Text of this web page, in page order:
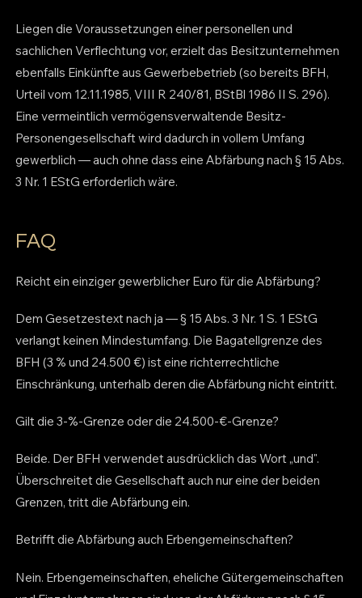
Liegen die Voraussetzungen einer personellen und
sachlichen Verflechtung vor, erzielt das Besitzunternehmen
ebenfalls Einkünfte aus Gewerbebetrieb (so bereits BFH,
Urteil vom 12.11.1985, VIII R 240/81, BStBl 1986 II S. 296).
Eine vermeintlich vermögensverwaltende Besitz-
Personengesellschaft wird dadurch in vollem Umfang
gewerblich — auch ohne dass eine Abfärbung nach § 15 Abs.
3 Nr. 1 EStG erforderlich wäre.
FAQ
Reicht ein einziger gewerblicher Euro für die Abfärbung?
Dem Gesetzestext nach ja — § 15 Abs. 3 Nr. 1 S. 1 EStG
verlangt keinen Mindestumfang. Die Bagatellgrenze des
BFH (3 % und 24.500 €) ist eine richterrechtliche
Einschränkung, unterhalb deren die Abfärbung nicht eintritt.
Gilt die 3-%-Grenze oder die 24.500-€-Grenze?
Beide. Der BFH verwendet ausdrücklich das Wort „und".
Überschreitet die Gesellschaft auch nur eine der beiden
Grenzen, tritt die Abfärbung ein.
Betrifft die Abfärbung auch Erbengemeinschaften?
Nein. Erbengemeinschaften, eheliche Gütergemeinschaften